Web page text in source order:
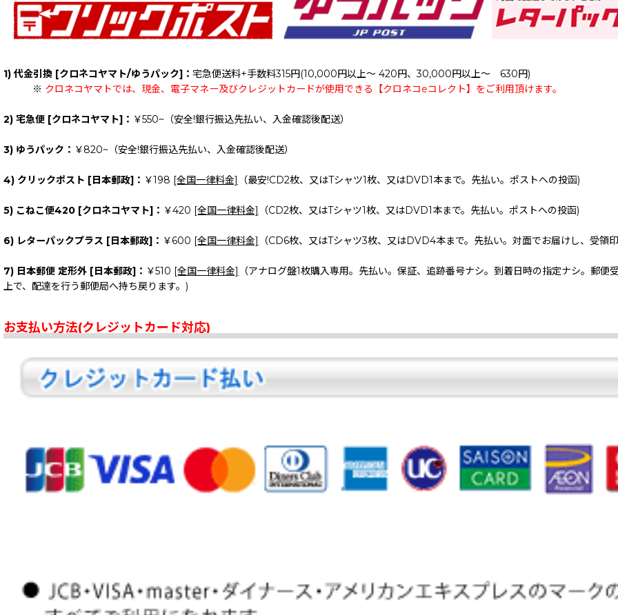
1) 代金引換 [クロネコヤマト/ゆうパック]： 宅急便送料+手数料315円(10,000円以上～ 420円、30,000円以上～ 630円)
※ クロネコヤマトでは、現金、電子マネー及びクレジットカードが使用できる【クロネコeコレクト】をご利用頂けます。
2) 宅急便 [クロネコヤマト]： ￥550~（安全!銀行振込先払い、入金確認後配送）
3) ゆうパック： ￥820~（安全!銀行振込先払い、入金確認後配送）
4) クリックポスト [日本郵政]： ￥198 [全国一律料金] （最安!CD2枚、又はTシャツ1枚、又はDVD1本まで。先払い。ポストへの投函)
5) こねこ便420 [クロネコヤマト]： ￥420 [全国一律料金] （CD2枚、又はTシャツ1枚、又はDVD1本まで。先払い。ポストへの投函)
6) レターパックプラス [日本郵政]： ￥600 [全国一律料金] （CD6枚、又はTシャツ3枚、又はDVD4本まで。先払い。対面でお届けし、受領
7) 日本郵便 定形外 [日本郵政]： ￥510 [全国一律料金]
（アナログ盤1枚購入専用。先払い。保証、追跡番号ナシ。到着日時の指定ナシ。郵
上で、配達を行う郵便局へ持ち戻ります。)
お支払い方法(クレジットカード対応)